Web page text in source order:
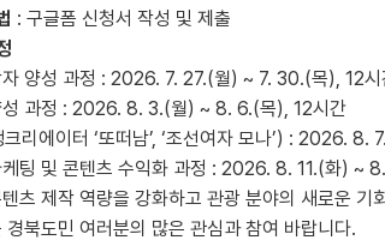
: 구글폼 신청서 작성 및 제출
자 양성 과정 : 2026. 7. 27.(월) ~ 7. 30.(목), 12시
성 과정 : 2026. 8. 3.(월) ~ 8. 6.(목), 12시간
리에이터 ‘또떠남’, ‘조선여자 모나’) : 2026. 8.
케팅 및 콘텐츠 수익화 과정 : 2026. 8. 11.(화) ~
츠 제작 역량을 강화하고 관광 분야의 새로운 기
경북도민 여러분의 많은 관심과 참여 바랍니다.